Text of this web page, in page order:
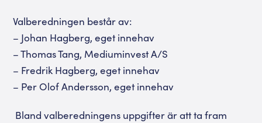
Valberedningen består av:
– Johan Hagberg, eget innehav
– Thomas Tang, Mediuminvest A/S
– Fredrik Hagberg, eget innehav
– Per Olof Andersson, eget innehav
Bland valberedningens uppgifter är att ta fram